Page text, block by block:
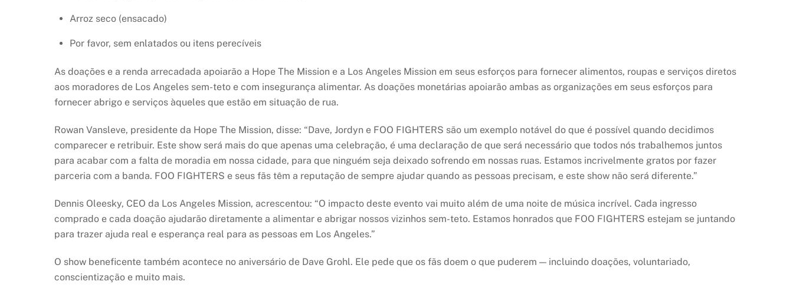
Arroz seco (ensacado)
Por favor, sem enlatados ou itens perecíveis
As doações e a renda arrecadada apoiarão a Hope The Mission e a Los Angeles Mission em seus esforços para fornecer alimentos, roupas e serviços diretos
aos moradores de Los Angeles sem-teto e com insegurança alimentar. As doações monetárias apoiarão ambas as organizações em seus esforços para
fornecer abrigo e serviços àqueles que estão em situação de rua.
Rowan Vansleve, presidente da Hope The Mission, disse: “Dave, Jordyn e FOO FIGHTERS são um exemplo notável do que é possível quando decidimos
comparecer e retribuir. Este show será mais do que apenas uma celebração, é uma declaração de que será necessário que todos nós trabalhemos juntos
para acabar com a falta de moradia em nossa cidade, para que ninguém seja deixado sofrendo em nossas ruas. Estamos incrivelmente gratos por fazer
parceria com a banda. FOO FIGHTERS e seus fãs têm a reputação de sempre ajudar quando as pessoas precisam, e este show não será diferente.”
Dennis Oleesky, CEO da Los Angeles Mission, acrescentou: “O impacto deste evento vai muito além de uma noite de música incrível. Cada ingresso
comprado e cada doação ajudarão diretamente a alimentar e abrigar nossos vizinhos sem-teto. Estamos honrados que FOO FIGHTERS estejam se juntando
para trazer ajuda real e esperança real para as pessoas em Los Angeles.”
O show beneficente também acontece no aniversário de Dave Grohl. Ele pede que os fãs doem o que puderem — incluindo doações, voluntariado,
conscientização e muito mais.